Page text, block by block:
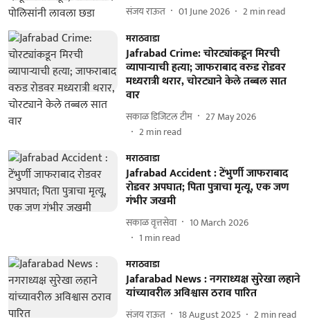
संजय राऊत 01 June 2026 2min read
मराठवाडा
Jafrabad Crime: चोरट्यांकडून मिरची
व्यापाऱ्याची हत्या; जाफराबाद वरुड रोडवर
मध्यरात्री थरार, चोरट्याने केले तब्बल सात
वार
सकाळ डिजिटल टीम
27 May 2026
2min read
मराठवाडा
Jafrabad Accident : टेंभुर्णी जाफराबाद
रोडवर अपघात; पिता पुत्राचा मृत्यू, एक जण
गंभीर जखमी
सकाळ वृत्तसेवा
10 March 2026
1 min read
मराठवाडा
Jafarabad News : नगराध्यक्ष सुरेखा लहाने
यांच्यावरील अविश्वास ठराव पारित
संजय राऊत 18 August 2025 2min read